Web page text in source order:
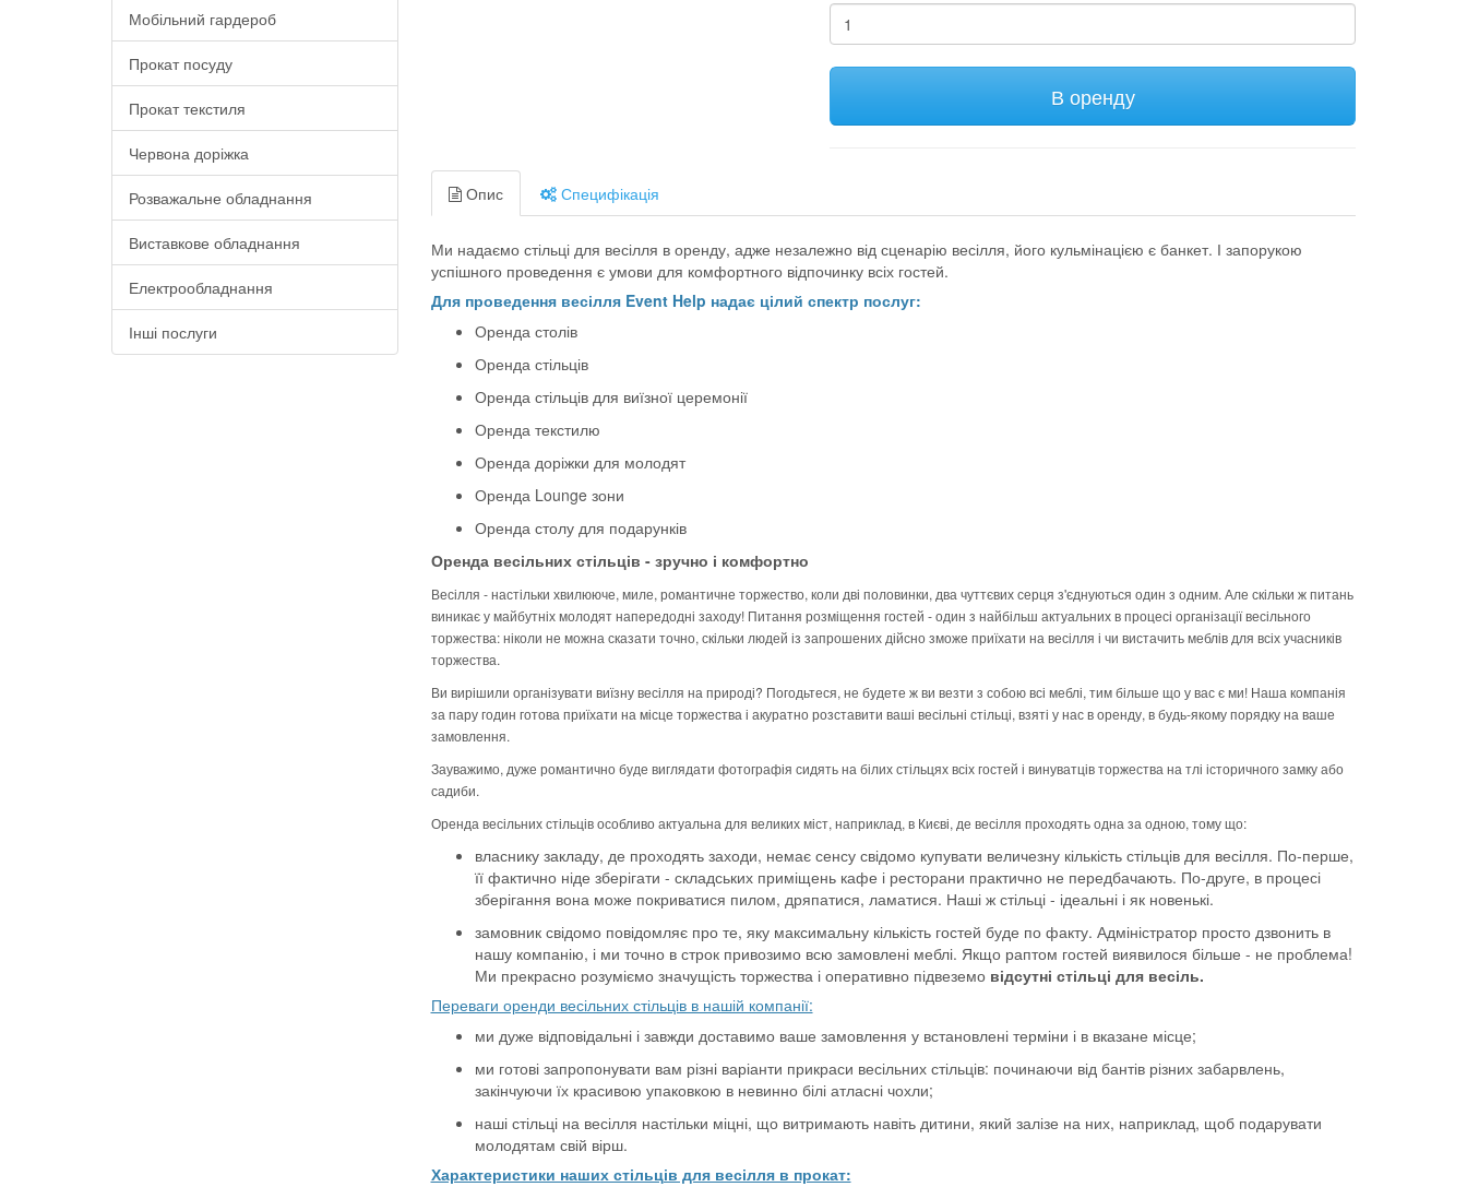
Мобільний гардероб
Прокат посуду
Прокат текстиля
Червона доріжка
Розважальне обладнання
Виставкове обладнання
Електрообладнання
Інші послуги
В оренду
Опис Специфікація
Ми надаємо стільці для весілля в оренду, адже незалежно від сценарію весілля, його кульмінацією є банкет. І запорукою
успішного проведення є умови для комфортного відпочинку всіх гостей.
Для проведення весілля Event Help надає цілий спектр послуг:
Оренда столів
Оренда стільців
Оренда стільців для виїзної церемонії
Оренда текстилю
Оренда доріжки для молодят
Оренда Lounge зони
Оренда столу для подарунків
Оренда весільних стільців - зручно і комфортно
Весілля - настільки хвилююче, миле, романтичне торжество, коли дві половинки, два чуттєвих серця з'єднуються один з одним. Але скільки ж питань
виникає у майбутніх молодят напередодні заходу! Питання розміщення гостей - один з найбільш актуальних в процесі організації весільного
торжества: ніколи не можна сказати точно, скільки людей із запрошених дійсно зможе приїхати на весілля і чи вистачить меблів для всіх учасників
торжества.
Ви вирішили організувати виїзну весілля на природі? Погодьтеся, не будете ж ви везти з собою всі меблі, тим більше що у вас є ми! Наша компанія
за пару годин готова приїхати на місце торжества і акуратно розставити ваші весільні стільці, взяті у нас в оренду, в будь-якому порядку на ваше
замовлення.
Зауважимо, дуже романтично буде виглядати фотографія сидять на білих стільцях всіх гостей і винуватців торжества на тлі історичного замку або
садиби.
Оренда весільних стільців особливо актуальна для великих міст, наприклад, в Києві, де весілля проходять одна за одною, тому що:
власнику закладу, де проходять заходи, немає сенсу свідомо купувати величезну кількість стільців для весілля. По-перше,
її фактично ніде зберігати - складських приміщень кафе і ресторани практично не передбачають. По-друге, в процесі
зберігання вона може покриватися пилом, дряпатися, ламатися. Наші ж стільці - ідеальні і як новенькі.
замовник свідомо повідомляє про те, яку максимальну кількість гостей буде по факту. Адміністратор просто дзвонить в
нашу компанію, і ми точно в строк привозимо всю замовлені меблі. Якщо раптом гостей виявилося більше - не проблема!
Ми прекрасно розуміємо значущість торжества і оперативно підвеземовідсутні стільці для весіль.
Переваги оренди весільних стільців в нашій компанії:
ми дуже відповідальні і завжди доставимо ваше замовлення у встановлені терміни і в вказане місце;
ми готові запропонувати вам різні варіанти прикраси весільних стільців: починаючи від бантів різних забарвлень,
закінчуючи їх красивою упаковкою в невинно білі атласні чохли;
наші стільці на весілля настільки міцні, що витримають навіть дитини, який залізе на них, наприклад, щоб подарувати
молодятам свій вірш.
Характеристики наших стільців для весілля в прокат: